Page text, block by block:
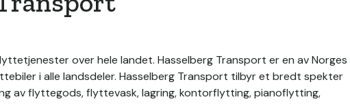
over hele landet. Hasselberg Transport er en av Norges
i alle landsdeler. Hasselberg Transport tilbyr et bredt spekter
av flyttegods, flyttevask, lagring, kontorflytting, pianoflytting,